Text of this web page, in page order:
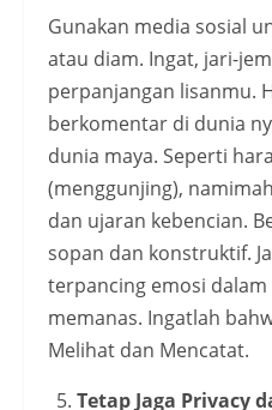
Gunakan media sosial
atau diam. Ingat, jari-
perpanjangan lisanmu.
berkomentar di dunia
dunia maya. Seperti
(menggunjing),
dan ujaran kebencian.
sopan dan konstruktif.
terpancing emosi
memanas. Ingatlah
Melihat dan Mencatat.
Tetap Jaga Privacy